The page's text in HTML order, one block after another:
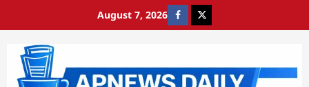
August 7, 2026 https://www.facebook.com/
https://x.com/